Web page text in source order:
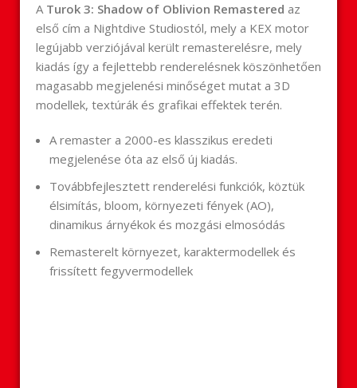
A Turok 3: Shadow of Oblivion Remasteredaz
első cím a Nightdive Studiostól, mely a KEX motor
legújabb verziójával került remasterelésre, mely
kiadás így a fejlettebb renderelésnek köszönhetően
magasabb megjelenési minőséget mutat a 3D
modellek, textúrák és grafikai effektek terén.
A remaster a 2000-es klasszikus eredeti
megjelenése óta az első új kiadás.
Továbbfejlesztett renderelési funkciók, köztük
élsimítás, bloom, környezeti fények (AO),
dinamikus árnyékok és mozgási elmosódás
Remasterelt környezet, karaktermodellek és
frissített fegyvermodellek